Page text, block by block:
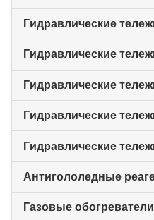
Гидравлические
Гидравлические
Гидравлические
Антигололедные
Газовые обогреватели